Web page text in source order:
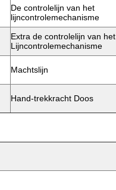
De controlelijn van het
lijncontrolemechanisme
Extra de controlelijn van het
Lijncontrolemechanisme
Machtslijn
Hand-trekkracht Doos